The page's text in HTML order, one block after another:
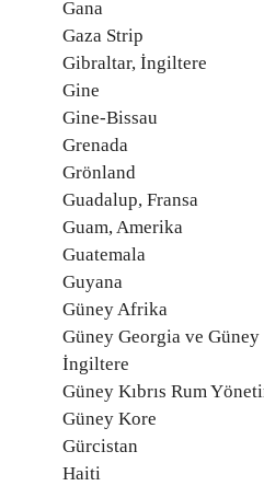
Gana
Gaza Strip
Gibraltar, İngiltere
Gine
Gine-Bissau
Grenada
Grönland
Guadalup, Fransa
Guam, Amerika
Guatemala
Guyana
Güney Afrika
Güney Georgia ve Güney
İngiltere
Güney Kıbrıs Rum
Güney Kore
Gürcistan
Haiti